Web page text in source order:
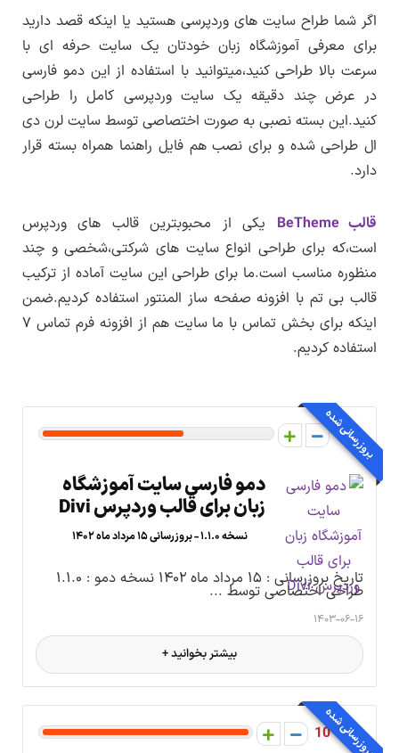
Max Upload Size : حداقل ۲۵۶ به بالاتر
Memory limit :
حداقل ۲۵۶ به بالاتر
Max Execution Time :
حداقل ۱۲۰ به بالاتر
PHP Zip : باید روی سرور فعال باشد
cURL : باید روی سرور فعال باشد
طراحی و توسعه :تیم لرن دی ال
پینمایش صفحه مدرسین ما
پیشنمایش صفحه تماس با ما
اطلاع از بروزرسانی ها
پس از خرید حق اشتراک به همین بخش مراجعه
کنید و در تب دریافت بسته روی لینک دانلود
کنید.به این صورت می توانید هریک از قالب،افزونه
ها و دموها را دریافت کنید.
اگر شما طراح سایت های وردپرسی هستید یا اینکه قصد دارید
برای معرفی آموزشگاه زبان خودتان یک سایت حرفه ای با
سرعت بالا طراحی کنید،میتوانید با استفاده از این دمو فارسی
در عرض چند دقیقه یک سایت وردپرسی کامل را طراحی
کنید.این بسته نصبی به صورت اختصاصی توسط سایت لرن دی
ال طراحی شده و برای نصب هم فایل راهنما همراه بسته قرار
دارد.
قالب BeTheme
یکی از محبوبترین قالب های وردپرس
است،که برای طراحی انواع سایت های شرکتی،شخصی و چند
منظوره مناسب است.ما برای طراحی این سایت آماده از ترکیب
قالب بی تم با افزونه صفحه ساز المنتور استفاده کردیم.ضمن
اینکه برای بخش تماس با ما سایت هم از افزونه فرم تماس ۷
استفاده کردیم.
بروزرسانی شده
6
دمو فارسی سایت آموزشگاه
زبان برای قالب وردپرس Divi
نسخه ۱.۱.۰ - بروزرسانی ۱۵ مرداد ماه ۱۴۰۲
تاریخ بروزرسانی : ۱۵ مرداد ماه ۱۴۰۲ نسخه دمو : ۱.۱.۰
طراحی اختصاصی توسط ...
۱۴۰۳-۰۶-۱۶
بیشتر بخوانید +
بروزرسانی شده
10